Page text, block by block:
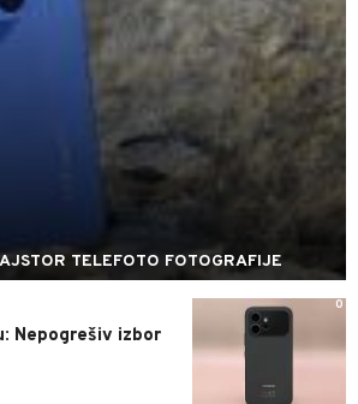
TELEFOTO FOTOGRAFIJE
0
Nepogrešiv izbor